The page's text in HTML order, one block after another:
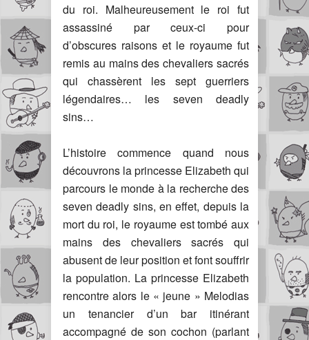
du roi. Malheureusement le roi fut
assassiné par ceux-ci pour
d’obscures raisons et le royaume fut
remis au mains des chevaliers sacrés
qui chassèrent les sept guerriers
légendaires… les seven deadly
sins…
L’histoire commence quand nous
découvrons la princesse Elizabeth qui
parcours le monde à la recherche des
seven deadly sins, en effet, depuis la
mort du roi, le royaume est tombé aux
mains des chevaliers sacrés qui
abusent de leur position et font souffrir
la population. La princesse Elizabeth
rencontre alors le « jeune » Melodias
un tenancier d’un bar itinérant
accompagné de son cochon (parlant